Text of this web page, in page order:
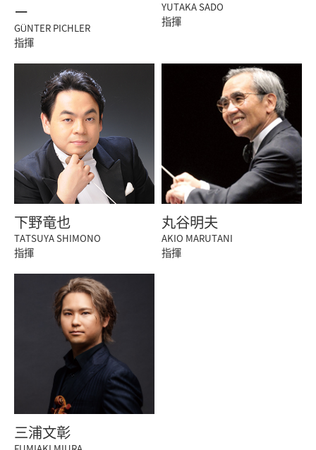
ー
GÜNTER PICHLER
指揮
YUTAKA SADO
指揮
下野竜也
TATSUYA SHIMONO
指揮
丸谷明夫
AKIO MARUTANI
指揮
三浦文彰